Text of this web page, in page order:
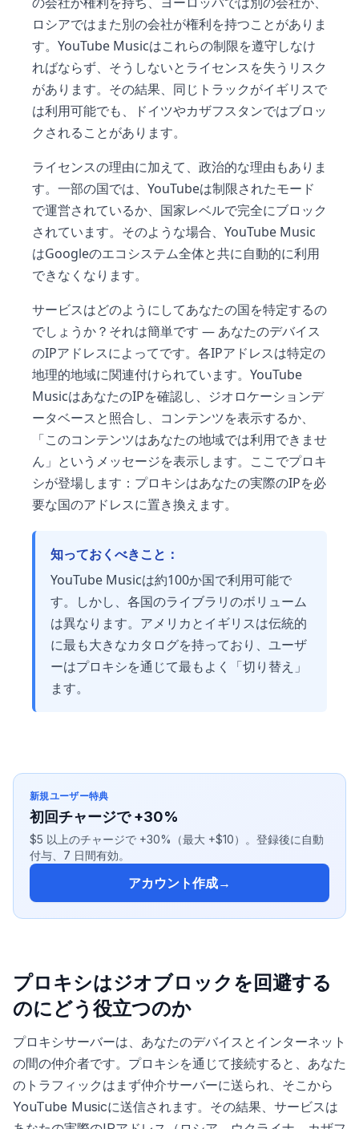
ロシアではまた別の会社が権利を持つことがありま
す。YouTube Musicはこれらの制限を遵守しなけ
ればならず、そうしないとライセンスを失うリスク
があります。その結果、同じトラックがイギリスで
は利用可能でも、ドイツやカザフスタンではブロッ
クされることがあります。
ライセンスの理由に加えて、政治的な理由もありま
す。一部の国では、YouTubeは制限されたモード
で運営されているか、国家レベルで完全にブロック
されています。そのような場合、YouTube Music
はGoogleのエコシステム全体と共に自動的に利用
できなくなります。
サービスはどのようにしてあなたの国を特定するの
でしょうか？それは簡単です — あなたのデバイス
のIPアドレスによってです。各IPアドレスは特定の
地理的地域に関連付けられています。YouTube
MusicはあなたのIPを確認し、ジオロケーションデ
ータベースと照合し、コンテンツを表示するか、
「このコンテンツはあなたの地域では利用できませ
ん」というメッセージを表示します。ここでプロキ
シが登場します：プロキシはあなたの実際のIPを必
要な国のアドレスに置き換えます。
知っておくべきこと：
YouTube Musicは約100か国で利用可能で
す。しかし、各国のライブラリのボリューム
は異なります。アメリカとイギリスは伝統的
に最も大きなカタログを持っており、ユーザ
ーはプロキシを通じて最もよく「切り替え」
ます。
新規ユーザー特典
初回チャージで +30%
$5 以上のチャージで +30%（最大 +$10）。登録後に自動
付与、7 日間有効。
アカウント作成→
プロキシはジオブロックを回避する
のにどう役立つのか
プロキシサーバーは、あなたのデバイスとインターネット
の間の仲介者です。プロキシを通じて接続すると、あなた
のトラフィックはまず仲介サーバーに送られ、そこから
YouTube Musicに送信されます。その結果、サービスは